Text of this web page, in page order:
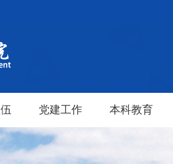
党建工作 本科教育